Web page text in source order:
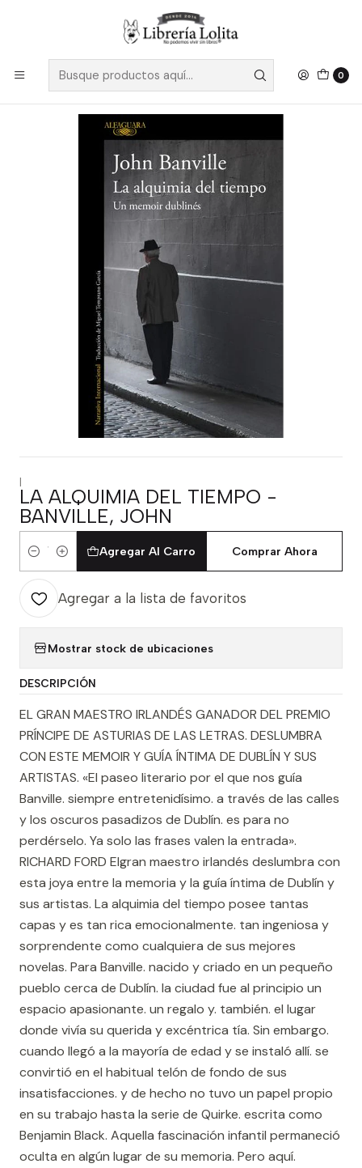
0
Despacho a todo Chile
|
LA ALQUIMIA DEL TIEMPO -
BANVILLE, JOHN
Cantidad
Agregar Al Carro Comprar Ahora
Agregar a la lista de favoritos
Mostrar stock de ubicaciones
DESCRIPCIÓN
EL GRAN MAESTRO IRLANDÉS GANADOR DEL PREMIO
PRÍNCIPE DE ASTURIAS DE LAS LETRAS. DESLUMBRA
CON ESTE MEMOIR Y GUÍA ÍNTIMA DE DUBLÍN Y SUS
ARTISTAS. «El paseo literario por el que nos guía
Banville. siempre entretenidísimo. a través de las calles
y los oscuros pasadizos de Dublín. es para no
perdérselo. Ya solo las frases valen la entrada».
RICHARD FORD Elgran maestro irlandés deslumbra con
esta joya entre la memoria y la guía íntima de Dublín y
sus artistas. La alquimia del tiempo posee tantas
capas y es tan rica emocionalmente. tan ingeniosa y
sorprendente como cualquiera de sus mejores
novelas. Para Banville. nacido y criado en un pequeño
pueblo cerca de Dublín. la ciudad fue al principio un
espacio apasionante. un regalo y. también. el lugar
donde vivía su querida y excéntrica tía. Sin embargo.
cuando llegó a la mayoría de edad y se instaló allí. se
convirtió en el habitual telón de fondo de sus
insatisfacciones. y de hecho no tuvo un papel propio
en su trabajo hasta la serie de Quirke. escrita como
Benjamin Black. Aquella fascinación infantil permaneció
oculta en algún lugar de su memoria. Pero aquí.